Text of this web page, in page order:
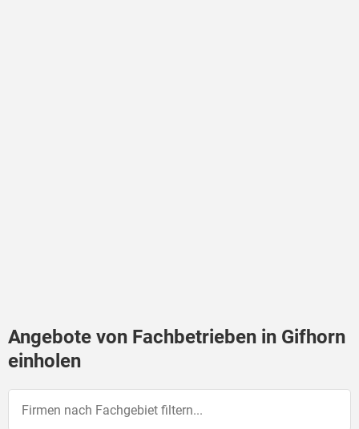
Angebote von Fachbetrieben in Gifhorn
einholen